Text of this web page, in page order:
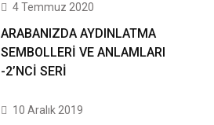
4 Temmuz 2020
ARABANIZDA AYDINLATMA
SEMBOLLERİ VE ANLAMLARI
-2’NCİ SERİ
10 Aralık 2019